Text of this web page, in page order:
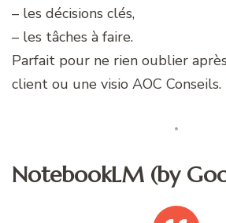
– les décisions clés,
– les tâches à faire.
Parfait pour ne rien oublier
client ou une visio AOC Conseils.
NotebookLM (by